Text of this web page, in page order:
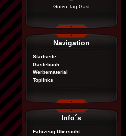
Guten Tag Gast
Navigation
Startseite
Gästebuch
Werbematerial
Toplinks
Info´s
Fahrzeug Übersicht